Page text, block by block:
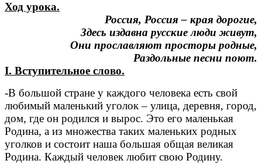
Ход урока.
Россия, Россия – края дорогие,
Здесь издавна русские люди живут,
Они прославляют просторы родные,
Раздольные песни поют.
I. Вступительное слово.
-В большой стране у каждого человека есть свой
любимый маленький уголок – улица, деревня, город,
дом, где он родился и вырос. Это его маленькая
Родина, а из множества таких маленьких родных
уголков и состоит наша большая общая великая
Родина. Каждый человек любит свою Родину.